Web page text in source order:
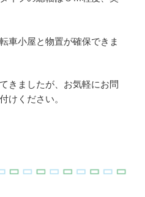
車小屋と物置が確保できま
きましたが、お気軽にお問
けください。